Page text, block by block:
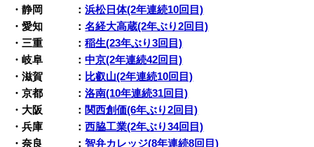
・静岡 ：浜松日体(2年連続10回目)
・愛知 ：名経大高蔵(2年ぶり2回目)
・三重 ：稲生(23年ぶり3回目)
・岐阜 ：中京(2年連続42回目)
・滋賀 ： 比叡山(2年連続10回目)
・京都 ：洛南(10年連続31回目)
・大阪 ： 関西創価(6年ぶり2回目)
・兵庫 ：西脇工業(2年ぶり34回目)
・奈良 ：智弁カレッジ(8年連続8回目)